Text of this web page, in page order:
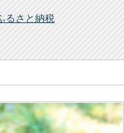
るさと納税